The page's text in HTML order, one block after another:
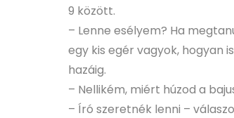
9 között.
– Lenne esélyem? Ha
egy kis egér vagyok, hogyan
hazáig.
– Nellikém, miért húzod a
– Író szeretnék lenni –